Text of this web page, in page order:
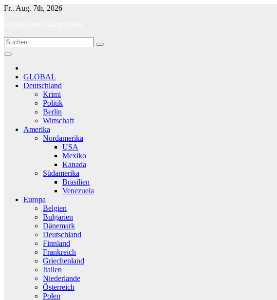
Skip
Fr.. Aug. 7th, 2026
GLOBAL
Deutschland
Krimi
Politik
Berlin
Wirtschaft
Amerika
Nordamerika
USA
Mexiko
Kanada
Südamerika
Brasilien
Venezuela
Europa
Belgien
Bulgarien
Dänemark
Deutschland
Finnland
Frankreich
Griechenland
Italien
Niederlande
Österreich
Polen